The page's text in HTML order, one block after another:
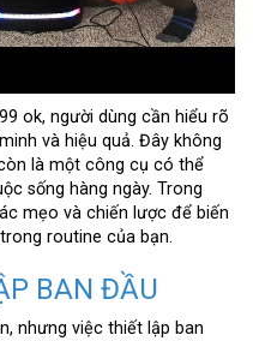
ok, người dùng cần hiểu rõ
và hiệu quả. Đây không
là một công cụ có thể
sống hàng ngày. Trong
mẹo và chiến lược để biến
routine của bạn.
BAN ĐẦU
nhưng việc thiết lập ban